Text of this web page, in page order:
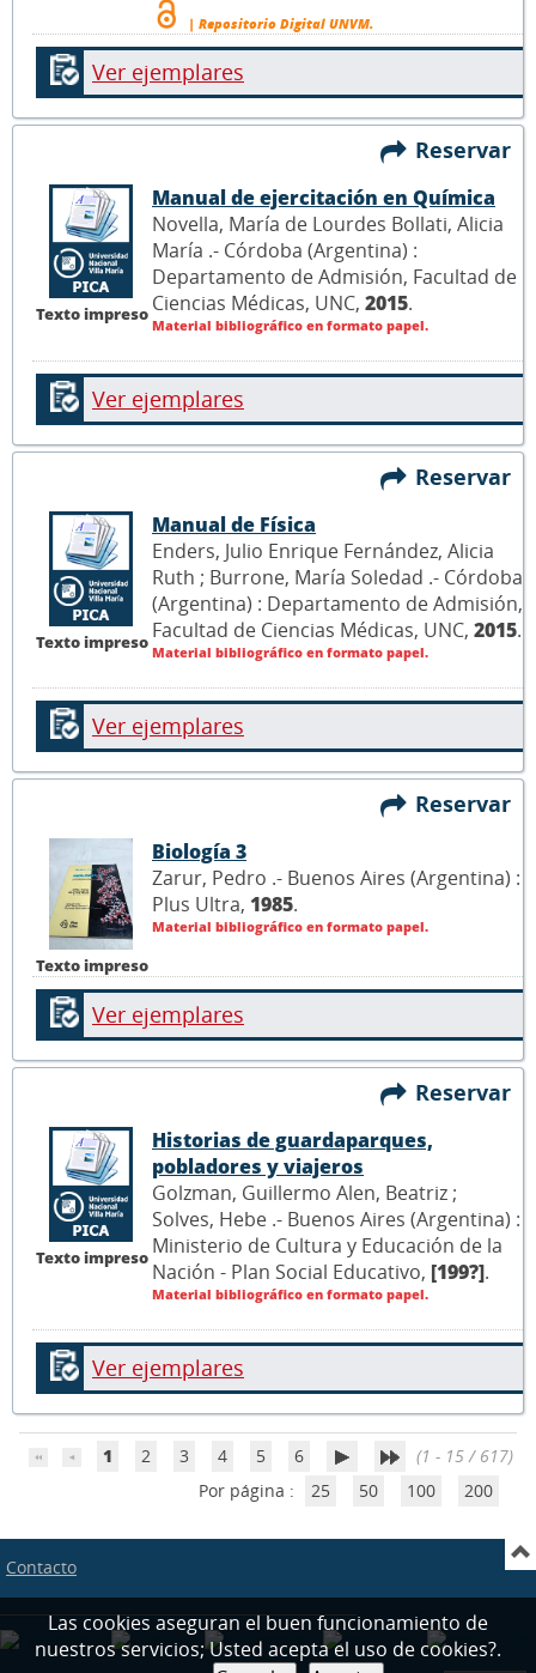
| Repositorio Digital UNVM.
Ver ejemplares
Reservar
Texto impreso
Manual de ejercitación en Química
Novella, María de Lourdes Bollati, Alicia
María .- Córdoba (Argentina) :
Departamento de Admisión, Facultad de
Ciencias Médicas, UNC, 2015.
Material bibliográfico en formato papel.
Ver ejemplares
Reservar
Texto impreso
Manual de Física
Enders, Julio Enrique Fernández, Alicia
Ruth ; Burrone, María Soledad .- Córdoba
(Argentina) : Departamento de Admisión,
Facultad de Ciencias Médicas, UNC, 2015.
Material bibliográfico en formato papel.
Ver ejemplares
Reservar
Texto impreso
Biología 3
Zarur, Pedro .- Buenos Aires (Argentina) :
Plus Ultra, 1985.
Material bibliográfico en formato papel.
Ver ejemplares
Reservar
Texto impreso
Historias de guardaparques,
pobladores y viajeros
Golzman, Guillermo Alen, Beatriz ;
Solves, Hebe .- Buenos Aires (Argentina) :
Ministerio de Cultura y Educación de la
Nación - Plan Social Educativo, [199?].
Material bibliográfico en formato papel.
Ver ejemplares
1 2 3 4 5 6
(1 - 15 / 617)
Por página :
25 50 100 200
Contacto
Las cookies aseguran el buen funcionamiento de
nuestros servicios; Usted acepta el uso de cookies?.